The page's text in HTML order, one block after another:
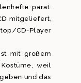
parat.
mitgeliefert,
CD-Player
mit großem
weil
und das